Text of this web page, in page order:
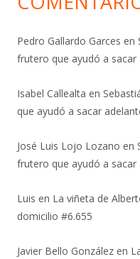
Pedro Gallardo Garces en
frutero que ayudó a
Isabel Callealta en
que ayudó a sacar
José Luis Lojo Lozano en
frutero que ayudó a
Luis en La viñeta de
domicilio #6.655
Javier Bello González en